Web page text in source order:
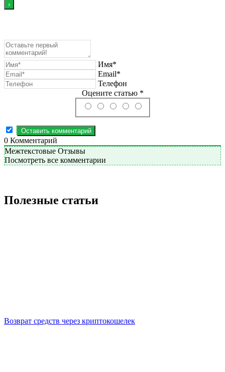
Имя*
Email*
Телефон
Оцените статью *
0 Комментарий
Межтекстовые Отзывы
Посмотреть все комментарии
Полезные статьи
Возврат средств через криптокошелек